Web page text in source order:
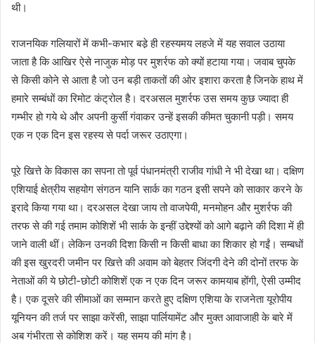
थी।
राजनयिक गलियारों में कभी-कभार बडे़ ही रहस्यमय लहजे में यह सवाल उठाया
जाता है कि आखिर ऐसे नाजुक मोड़ पर मुशर्रफ को क्यों हटाया गया। जवाब चुपके
से किसी कोने से आता है जो उन बड़ी ताकतों की ओर इशारा करता है जिनके हाथ में
हमारे सम्बंधों का रिमोट कंट्रोल है। दरअसल मुशर्रफ उस समय कुछ ज्यादा ही
गम्भीर हो गये थे और अपनी कुर्सी गंवाकर उन्हें इसकी कीमत चुकानी पड़ी। समय
एक न एक दिन इस रहस्य से पर्दा जरूर उठाएगा।
पूरे खित्ते के विकास का सपना तो पूर्व पंधानमंत्री राजीव गांधी ने भी देखा था। दक्षिण
एशियाई क्षेत्रीय सहयोग संगठन यानि सार्क का गठन इसी सपने को साकार करने के
इरादे किया गया था। दरअसल देखा जाय तो वाजपेयी, मनमोहन और मुशर्रफ की
तरफ से की गई तमाम कोशिशें भी सार्क के इन्हीं उद्देश्यों को आगे बढ़ाने की दिशा में ही
जाने वाली थीं। लेकिन उनकी दिशा किसी न किसी बाधा का शिकार हो गईं। सम्बधों
की इस खुरदरी जमीन पर खित्ते की अवाम को बेहतर जिंदगी देने की दोनों तरफ के
नेताओं की ये छोटी-छोटी कोशिशें एक न एक दिन जरूर कामयाब होंगी, ऐसी उम्मीद
है। एक दूसरे की सीमाओं का सम्मान करते हुए दक्षिण एशिया के राजनेता यूरोपीय
यूनियन की तर्ज पर साझा करेंसी, साझा पार्लियामेंट और मुक्त आवाजाही के बारे में
अब गंभीरता से कोशिश करें। यह समय की मांग है।